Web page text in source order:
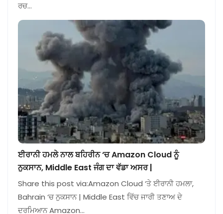
ਰਚ…
ਈਰਾਨੀ ਹਮਲੇ ਨਾਲ ਬਹਿਰੀਨ ‘ਚ Amazon Cloud ਨੂੰ
ਨੁਕਸਾਨ, Middle East ਜੰਗ ਦਾ ਵੱਡਾ ਅਸਰ |
Share this post via:Amazon Cloud ‘ਤੇ ਈਰਾਨੀ ਹਮਲਾ,
Bahrain ‘ਚ ਨੁਕਸਾਨ | Middle East ਵਿੱਚ ਜਾਰੀ ਤਣਾਅ ਦੇ
ਦਰਮਿਆਨ Amazon…